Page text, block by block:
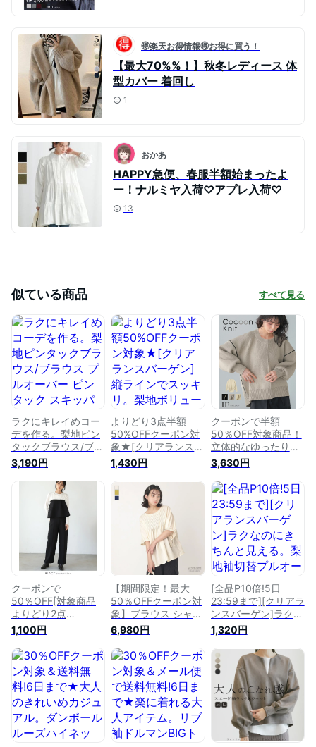
🉐楽天お得情報🉐お得に買う！
【最大70%%！】秋冬レディース 体
型カバー 着回し
1
おかあ
HAPPY急便、春服半額始まったよ
ー！ナルミヤ入荷♡アプレ入荷♡
13
似ている商品 すべて見る
ラクにキレイめコー
デを作る。梨地ピン
タックブラウス/ブラ
ウス プルオーバー
ピンタック スキッパ
ー レディース トッ
プス ボリューム袖
梨地 カットソー ゆ
ったり 大きいサイズ
体型カバー[メール便
3,190円
よりどり3点半額
50%OFFクーポン対
象★[クリアランスバ
ーゲン]縦ラインでス
ッキリ。梨地ボリュ
ームチュニック/トッ
プス プルオーバー
ストレッチ ボリュー
ム袖 レディース ハ
イネック 体型カバー
梨地 スリット ゆっ
たり 大きいサイズ
[メール便不可][返品
交換不可]
1,430円
クーポンで半額
50％OFF対象商品！
立体的なゆったりシ
ルエット。ダンボー
ルニット配色コクー
ントップス/ニット
セーター 配色 ボリ
ューム袖 レディース
トップス コクーン
きれいめ ゆったり
大きいサイズ 体型カ
バー[メール便不可]
3,630円
クーポンで
50％OFF[対象商品
よりどり2点
で]BARGAIN★3WAY
ビスチェ付きパンツ
アンサンブル/セット
アップ ビスチェ パ
ンツ フレア レディ
ース トップス ボト
ムス ピンタック 美
脚 体型カバー[メー
ル便不可[返品交換不
可]
1,100円
【期間限定！最大
50％OFFクーポン対
象】ブラウス シャツ
レディース 半袖 五
分袖 オフィス トッ
プス チュニック ド
ルマン ピンタックブ
ラウス Uネック きれ
いめ シンプル ゆっ
たり 二の腕カバー
体型カバー 大きいサ
イズ 春 夏 無地※メー
ル便可※【10】
6,980円
[全品P10倍!5日
23:59まで][クリアラ
ンスバーゲン]ラクな
のにきちんと見え
る。梨地袖切替プル
オーバー/プルオーバ
ー ボリューム袖 ト
ップス レディース
ストレッチ 体型カバ
ー 梨地 通勤 大きい
サイズ[メール便可
（1点まで）][M便
1/1][返品交換不可]
1,320円